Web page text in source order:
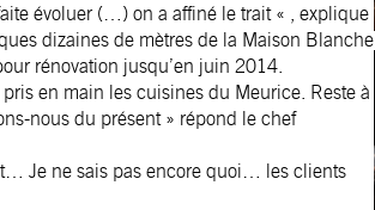
évoluer (…) on a affiné le trait « , explique
dizaines de mètres de la Maison Blanche
rénovation jusqu’en juin 2014.
en main les cuisines du Meurice. Reste à
nous du présent » répond le chef
Je ne sais pas encore quoi… les clients